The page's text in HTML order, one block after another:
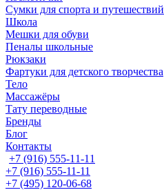
Сумки для спорта и путешествий
Школа
Мешки для обуви
Пеналы школьные
Рюкзаки
Фартуки для детского творчества
Тело
Массажёры
Тату переводные
Бренды
Блог
Контакты
+7 (916) 555-11-11
+7 (916) 555-11-11
+7 (495) 120-06-68